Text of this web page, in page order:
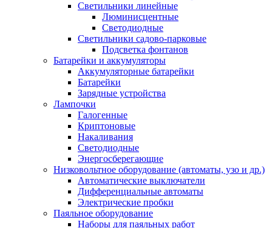
Светильники линейные
Люминисцентные
Светодиодные
Светильники садово-парковые
Подсветка фонтанов
Батарейки и аккумуляторы
Аккумуляторные батарейки
Батарейки
Зарядные устройства
Лампочки
Галогенные
Криптоновые
Накаливания
Светодиодные
Энергосберегающие
Низковольтное оборудование (автоматы, узо и др.)
Автоматические выключатели
Дифференциальные автоматы
Электрические пробки
Паяльное оборудование
Наборы для паяльных работ